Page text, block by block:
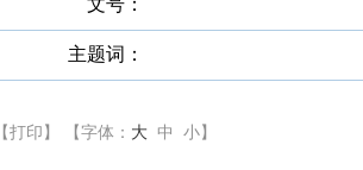
文号：
主题词：
【打印】 【字体： 大 中 小 】